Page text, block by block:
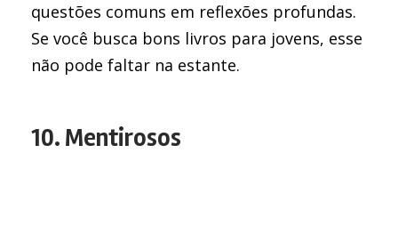
questões comuns em reflexões profundas.
Se você busca bons livros para jovens, esse
não pode faltar na estante.
10. Mentirosos